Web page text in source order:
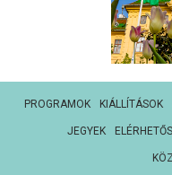
PROGRAMOK KIÁLLÍTÁSOK
JEGYEK